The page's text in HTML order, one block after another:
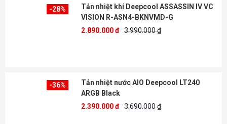
-28%
Tản nhiệt khí Deepcool ASSASSIN IV VC
VISION R-ASN4-BKNVMD-G
2.890.000 đ 3.990.000 ₫
-36%
Tản nhiệt nước AIO Deepcool LT240
ARGB Black
2.390.000 đ 3.690.000 ₫